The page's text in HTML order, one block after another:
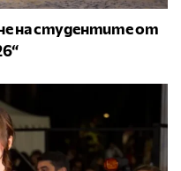
на студентите от